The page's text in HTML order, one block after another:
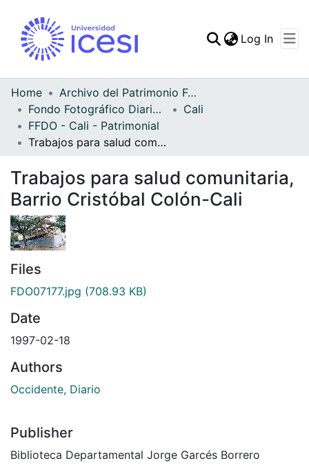
Statistics
Log In
Home
Archivo del Patrimonio Fotográfico y Fílmico del Valle del Cauca
Fondo Fotográfico Diario Occidente
Cali
FFDO - Cali - Patrimonial
Trabajos para salud comunitaria, Barrio Cristóbal Colón-Cali
Trabajos para salud comunitaria,
Barrio Cristóbal Colón-Cali
Files
FDO07177.jpg (708.93 KB)
Date
1997-02-18
Authors
Occidente, Diario
Publisher
Biblioteca Departamental Jorge Garcés Borrero